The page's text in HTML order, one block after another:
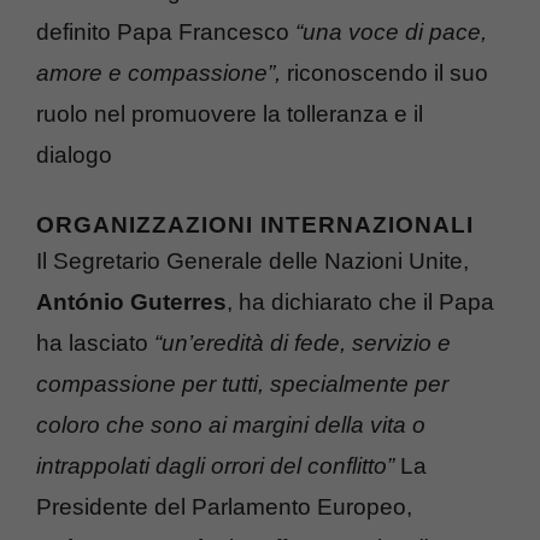
definito Papa Francesco “una voce di pace,
amore e compassione”, riconoscendo il suo
ruolo nel promuovere la tolleranza e il
dialogo
ORGANIZZAZIONI INTERNAZIONALI
Il Segretario Generale delle Nazioni Unite,
António Guterres, ha dichiarato che il Papa
ha lasciato “un’eredità di fede, servizio e
compassione per tutti, specialmente per
coloro che sono ai margini della vita o
intrappolati dagli orrori del conflitto”La
Presidente del Parlamento Europeo,